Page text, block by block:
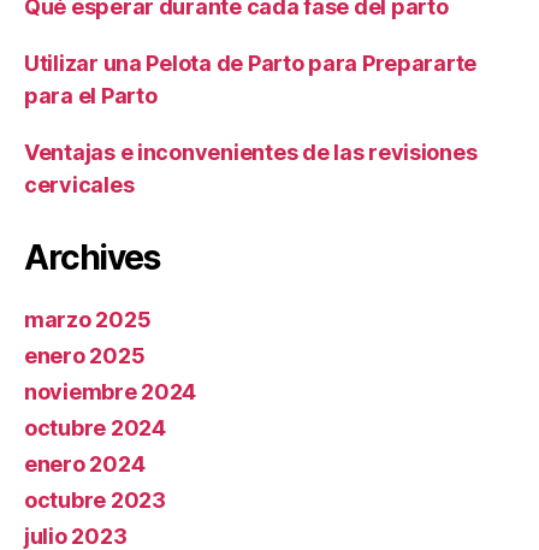
Qué esperar durante cada fase del parto
Utilizar una Pelota de Parto para Prepararte
para el Parto
Ventajas e inconvenientes de las revisiones
cervicales
Archives
marzo 2025
enero 2025
noviembre 2024
octubre 2024
enero 2024
octubre 2023
julio 2023